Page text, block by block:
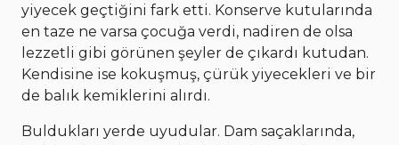
yiyecek geçtiğini fark etti. Konserve kutularında
en taze ne varsa çocuğa verdi, nadiren de olsa
lezzetli gibi görünen şeyler de çıkardı kutudan.
Kendisine ise kokuşmuş, çürük yiyecekleri ve bir
de balık kemiklerini alırdı.
Buldukları yerde uyudular. Dam saçaklarında,